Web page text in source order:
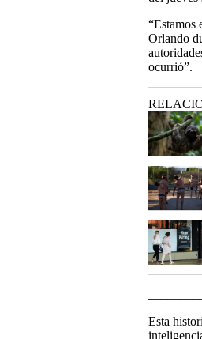
“Estamos
Orlando
ocurrió”.
Esta